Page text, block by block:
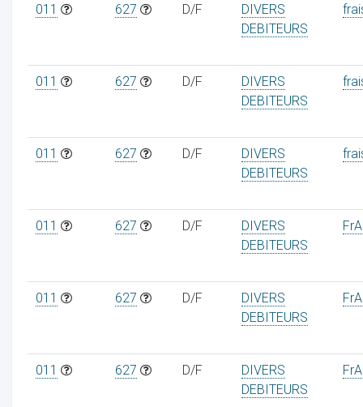
011 627 D/F
DIVERS
DEBITEURS
011 627 D/F
DIVERS
DEBITEURS
011 627 D/F
DIVERS
DEBITEURS
011 627 D/F
DIVERS
DEBITEURS
011 627 D/F
DIVERS
DEBITEURS
011 627 D/F
DIVERS
DEBITEURS